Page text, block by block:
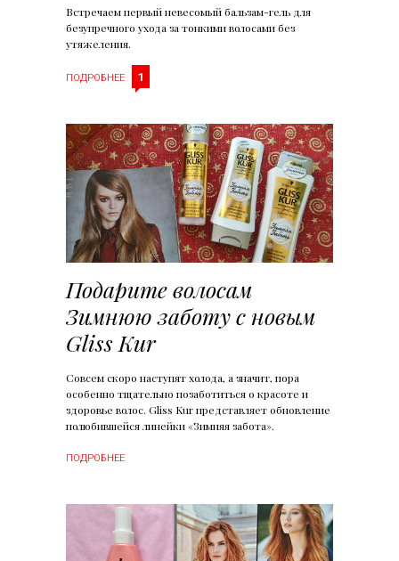
Встречаем первый невесомый бальзам-гель для
безупречного ухода за тонкими волосами без
утяжеления.
ПОДРОБНЕЕ 1
Подарите волосам
Зимнюю заботу с новым
Gliss Kur
Совсем скоро наступят холода, а значит, пора
особенно тщательно позаботиться о красоте и
здоровье волос. Gliss Kur представляет обновление
полюбившейся линейки «Зимняя забота».
ПОДРОБНЕЕ